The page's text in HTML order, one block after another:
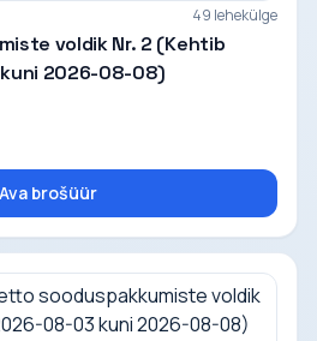
49 lehekülge
voldik Nr. 2 (Kehtib
2026-08-08)
Ava brošüür